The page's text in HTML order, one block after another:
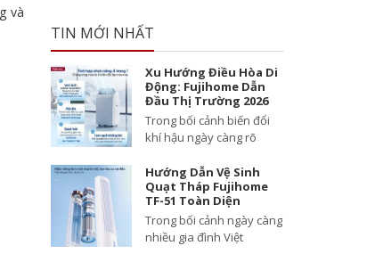
và
TIN MỚI NHẤT
Xu Hướng Điều Hòa Di
Động: Fujihome Dẫn
Đầu Thị Trường 2026
Trong bối cảnh biến đổi
khí hậu ngày càng rõ
Hướng Dẫn Vệ Sinh
Quạt Tháp Fujihome
TF-51 Toàn Diện
Trong bối cảnh ngày càng
nhiều gia đình Việt